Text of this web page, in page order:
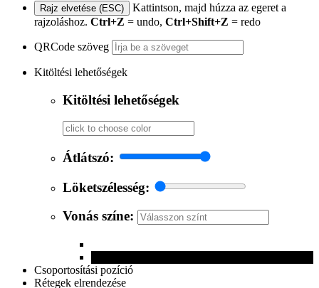
Rajz elvetése (ESC)
Kattintson, majd húzza az egeret a
rajzoláshoz. Ctrl+Z = undo, Ctrl+Shift+Z = redo
QRCode szöveg
Kitöltési lehetőségek
Kitöltési lehetőségek
Átlátszó:
Löketszélesség:
Vonás színe:
Csoportosítási pozíció
Rétegek elrendezése